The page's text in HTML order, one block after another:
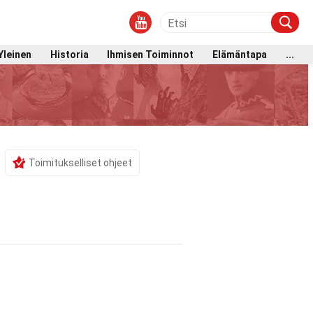
Historia Ihmisen Toiminnot Elämäntapa ...
Toimitukselliset ohjeet